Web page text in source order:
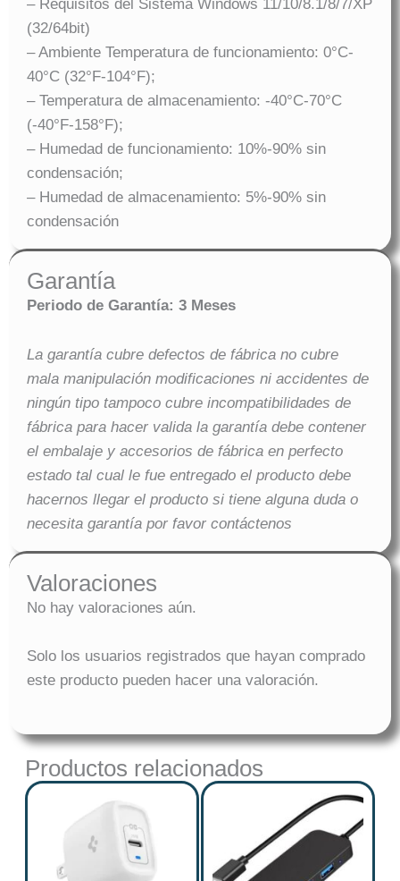
– Requisitos del Sistema Windows 11/10/8.1/8/7/XP
(32/64bit)
– Ambiente Temperatura de funcionamiento: 0°C-
40°C (32°F-104°F);
– Temperatura de almacenamiento: -40°C-70°C
(-40°F-158°F);
– Humedad de funcionamiento: 10%-90% sin
condensación;
– Humedad de almacenamiento: 5%-90% sin
condensación
Garantía
Periodo de Garantía: 3 Meses
La garantía cubre defectos de fábrica no cubre
mala manipulación modificaciones ni accidentes de
ningún tipo tampoco cubre incompatibilidades de
fábrica para hacer valida la garantía debe contener
el embalaje y accesorios de fábrica en perfecto
estado tal cual le fue entregado el producto debe
hacernos llegar el producto si tiene alguna duda o
necesita garantía por favor contáctenos
Valoraciones
No hay valoraciones aún.
Solo los usuarios registrados que hayan comprado
este producto pueden hacer una valoración.
Productos relacionados